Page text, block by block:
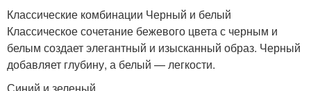
Классические комбинации Черный и белый
Классическое сочетание бежевого цвета с черным и
белым создает элегантный и изысканный образ. Черный
добавляет глубину, а белый — легкости.